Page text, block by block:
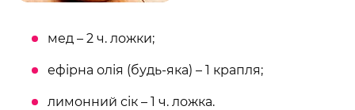
мед – 2 ч. ложки;
ефірна олія (будь-яка) – 1 крапля;
лимонний сік – 1 ч. ложка.